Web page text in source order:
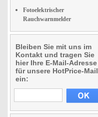
Fotoelektrischer
Rauchwarnmelder
Bleiben Sie mit uns im
Kontakt und tragen Sie
hier Ihre E-Mail-Adresse
für unsere HotPrice-Mail
ein: